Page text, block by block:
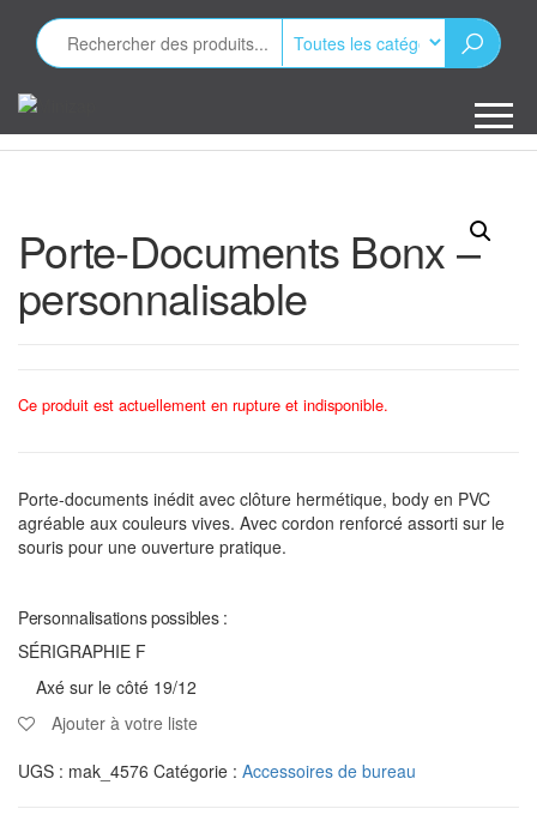
contenu
publicitaires
Porte-Documents Bonx –
personnalisable
Ce produit est actuellement en rupture et indisponible.
Porte-documents inédit avec clôture hermétique, body en PVC
agréable aux couleurs vives. Avec cordon renforcé assorti sur le
souris pour une ouverture pratique.
Personnalisations possibles :
SÉRIGRAPHIE F
Axé sur le côté 19/12
Ajouter à votre liste
UGS : mak_4576 Catégorie : Accessoires de bureau